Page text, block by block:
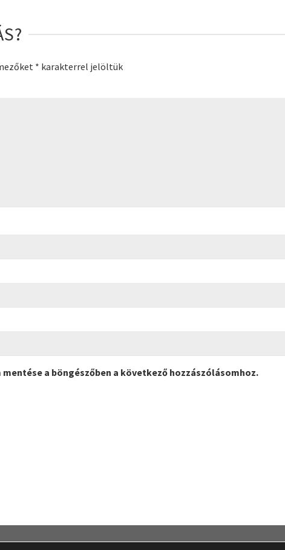
* karakterrel jelöltük
a böngészőben a következő hozzászólásomhoz.